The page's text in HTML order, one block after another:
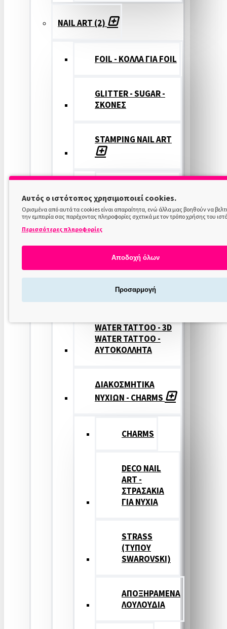
NAIL ART (2)
FOIL - ΚΟΛΛΑ ΓΙΑ FOIL
GLITTER - SUGAR -
ΣΚΟΝΕΣ
STAMPING NAIL ART
COLOR
ΝΥΧΙΩΝ
ΣΦΡΑΓΙΔΕΣ
ΝΥΧΙΩΝ
WATER TATTOO - 3D
WATER TATTOO -
ΑΥΤΟΚΟΛΛΗΤΑ
ΔΙΑΚΟΣΜΗΤΙΚΑ
ΝΥΧΙΩΝ - CHARMS
CHARMS
DECO NAIL
ART -
ΣΤΡΑΣΑΚΙΑ
ΓΙΑ ΝΥΧΙΑ
STRASS
(ΤΥΠΟΥ
SWAROVSKI)
ΑΠΟΞΗΡΑΜΕΝΑ
ΛΟΥΛΟΥΔΙΑ
Αυτός ο ιστότοπος χρησιμοποιεί cookies.
Ορισμένα από αυτά τα cookies είναι απαραίτητα, ενώ άλλα μας βοηθούν να
την εμπειρία σας παρέχοντας πληροφορίες σχετικά με τον τρόπο χρήσης του
Περισσότερες πληροφορίες
Αποδοχή όλων
Προσαρμογή